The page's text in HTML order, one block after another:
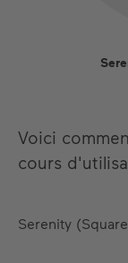
Voici
cours
Serenity